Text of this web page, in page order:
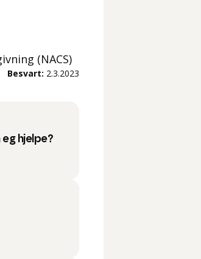
(NACS)
Besvart: 2.3.2023
hjelpe?